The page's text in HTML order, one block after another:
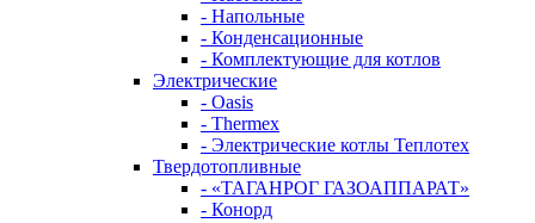
- Напольные
- Конденсационные
- Комплектующие для котлов
Электрические
- Oasis
- Thermex
- Электрические котлы Теплотех
Твердотопливные
- «ТАГАНРОГ ГАЗОАППАРАТ»
- Конорд